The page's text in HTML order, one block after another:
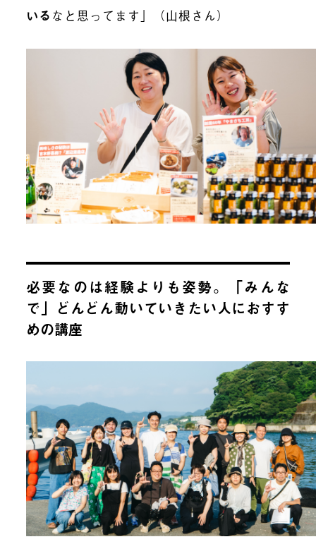
いる なと思ってます」（山根さん）
必要なのは経験よりも姿勢。「みんな
で」どんどん動いていきたい人におすす
めの講座